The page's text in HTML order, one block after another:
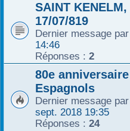
SAINT
17/07/819
Dernier message par
14:46
Réponses : 2
80e
Espagnols
Dernier message par
sept. 2018 19:35
Réponses : 24